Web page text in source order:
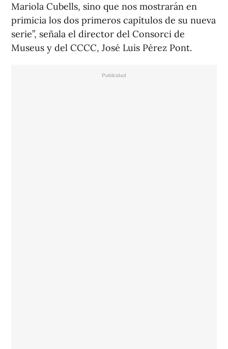
Mariola Cubells, sino que nos mostrarán en
primicia los dos primeros capítulos de su nueva
serie”, señala el director del Consorci de
Museus y del CCCC, José Luis Pérez Pont.